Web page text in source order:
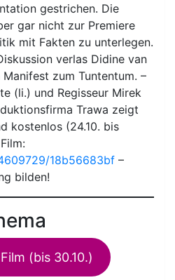
gestrichen. Die
gar nicht zur Premiere
mit Fakten zu unterlegen.
verlas Didine van
zum Tuntentum. –
(li.) und Regisseur Mirek
Trawa zeigt
kostenlos (24.10. bis
18b56683bf –
bilden!
(bis 30.10.)